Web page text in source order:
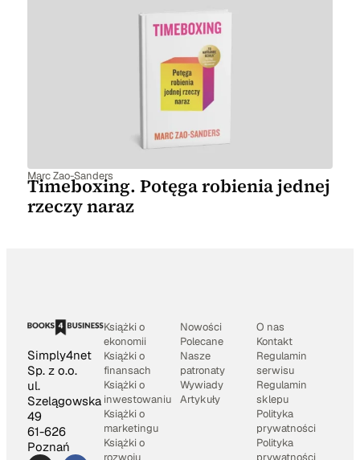
Marc Zao-Sanders
Timeboxing. Potęga robienia jednej
rzeczy naraz
Simply4net
Sp. z o.o.
ul.
Szelągowska
49
61-626
Poznań
Książki o
ekonomii
Książki o
finansach
Książki o
inwestowaniu
Książki o
marketingu
Książki o
rozwoju
Nowości
Polecane
Nasze
patronaty
Wywiady
Artykuły
O nas
Kontakt
Regulamin
serwisu
Regulamin
sklepu
Polityka
prywatności
Polityka
prywatności